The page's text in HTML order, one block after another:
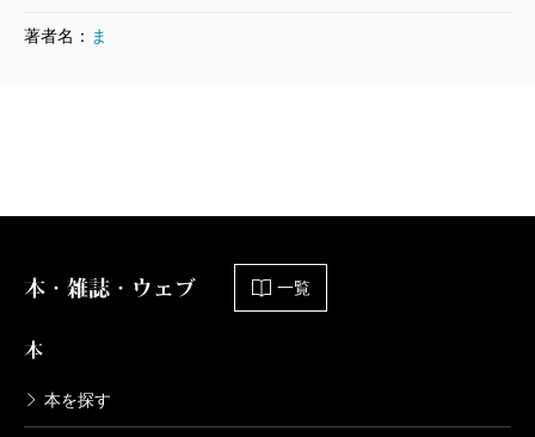
松橋犬輔／漫画、北尾トロ／原作
556円
著者名： ま
本・雑誌・ウェブ 一覧
本
本を探す